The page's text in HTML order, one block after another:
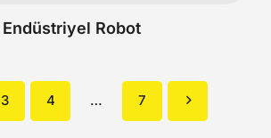
Endüstriyel Robot
3 4 … 7